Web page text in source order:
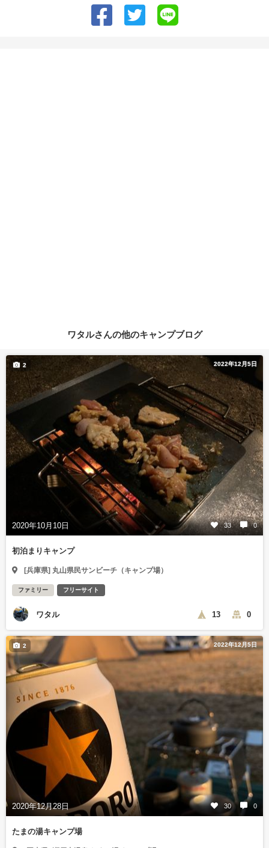
ワタルさんの他のキャンプブログ
2022年12月5日
2020年10月10日 33 0
2
初泊まりキャンプ
[兵庫県] 丸山県民サンビーチ（キャンプ場）
ファミリー フリーサイト
ワタル 13 0
2022年12月5日
2020年12月28日 30 0
2
たまの湯キャンプ場